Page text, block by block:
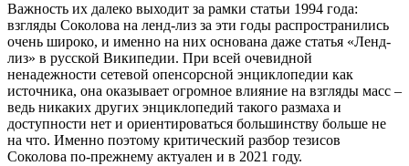
Важность их далеко выходит за рамки статьи 1994 года:
взгляды Соколова на ленд-лиз за эти годы распространились
очень широко, и именно на них основана даже статья «Ленд-
лиз» в русской Википедии. При всей очевидной
ненадежности сетевой опенсорсной энциклопедии как
источника, она оказывает огромное влияние на взгляды масс –
ведь никаких других энциклопедий такого размаха и
доступности нет и ориентироваться большинству больше не
на что. Именно поэтому критический разбор тезисов
Соколова по-прежнему актуален и в 2021 году.